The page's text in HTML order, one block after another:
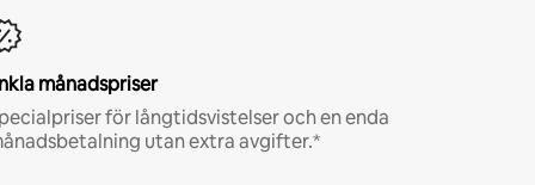
månadspriser
för långtidsvistelser och en enda
utan extra avgifter.*